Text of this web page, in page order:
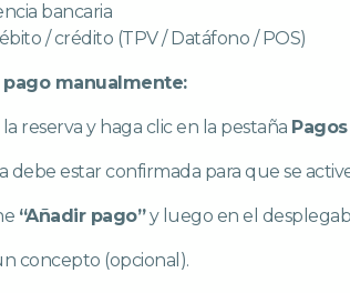
bancaria
/ crédito (TPV / Datáfono / POS)
pago manualmente:
reserva y haga clic en la pestaña Pagos
debe estar confirmada para que se
“Añadir pago”y luego en el
concepto (opcional).